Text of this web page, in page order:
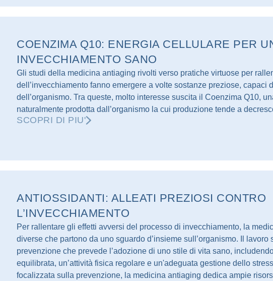
COENZIMA Q10: ENERGIA CELLULARE PER
INVECCHIAMENTO SANO
Gli studi della medicina antiaging rivolti verso pratiche virtuose per
dell’invecchiamento fanno emergere a volte sostanze preziose, capaci
dell’organismo. Tra queste, molto interesse suscita il Coenzima Q10,
naturalmente prodotta dall’organismo la cui produzione tende a
SCOPRI DI PIU'
ANTIOSSIDANTI: ALLEATI PREZIOSI CONTRO
L’INVECCHIAMENTO
Per rallentare gli effetti avversi del processo di invecchiamento, la
diverse che partono da uno sguardo d’insieme sull’organismo. Il lavoro
prevenzione che prevede l’adozione di uno stile di vita sano,
equilibrata, un’attività fisica regolare e un'adeguata gestione dello
focalizzata sulla prevenzione, la medicina antiaging dedica ampie